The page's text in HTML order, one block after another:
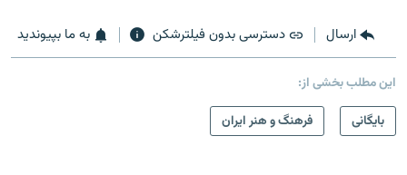
ارسال دسترسی بدون فیلترشکن به ما بپیوندید
این مطلب بخشی از:
بایگانی
فرهنگ و هنر ایران